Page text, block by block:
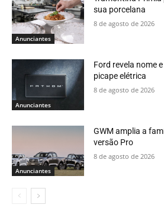
Anunciantes
sua porcelana
8 de agosto de 2026
Anunciantes
Ford revela nome
picape elétrica
8 de agosto de 2026
Anunciantes
GWM amplia a
versão Pro
8 de agosto de 2026